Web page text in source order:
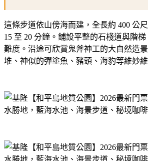
這條步道依山傍海而建，全長約 400 公
15 至 20 分鐘。鋪設平整的石棧道與階
難度。沿途可欣賞鬼斧神工的大自然造
堆、神似的彈塗魚、豬頭、海豹等維妙